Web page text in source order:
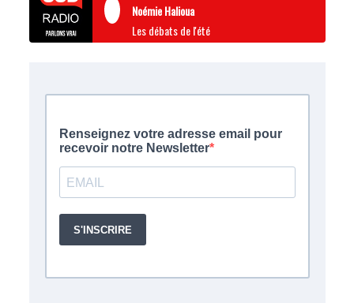
Noémie Halioua
Les débats de l'été